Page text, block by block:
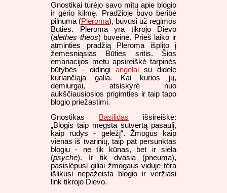
Gnostikai turėjo savo mitų apie blogio
ir gėrio kilmę. Pradžioje buvo beribė
pilnuma (Pleroma), buvusi už regimos
Būties. Pleroma yra tikrojo Dievo
(alethes theos) buveinė. Prieš laiko ir
atminties pradžią Pleroma išplito į
žemesniąsias Būties sritis. Šios
emanacijos metu apsireiškė tarpinės
būtybės - didingi angelai su didele
kuriančiąja galia. Kai kurios jų,
demiurgai, atsiskyrė nuo
aukščiausiosios prigimties ir taip tapo
blogio priežastimi.
Gnostikas
Basilidas išsireiškė:
„Blogis taip mėgsta sutvertą pasaulį,
kaip rūdys - geležį“. Žmogus kaip
vienas iš tvarinių, taip pat persunktas
blogiu - ne tik kūnas, bet ir siela
(psyche). Ir tik dvasia (pneuma),
pasislėpusi giliai žmogaus viduje tėra
išlikusi nepažeista blogio ir veržiasi
link tikrojo Dievo.